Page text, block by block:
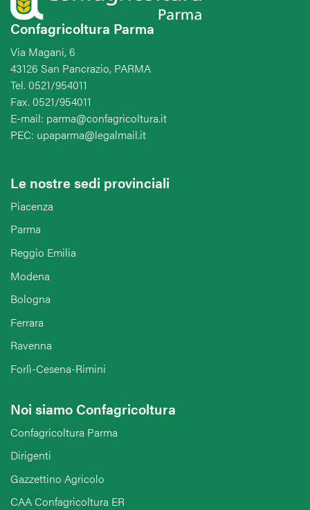
Confagricoltura Parma
Via Magani, 6
43126 San Pancrazio, PARMA
Tel. 0521/954011
Fax. 0521/954011
E-mail: parma@confagricoltura.it
PEC: upaparma@legalmail.it
Le nostre sedi provinciali
Piacenza
Parma
Reggio Emilia
Modena
Bologna
Ferrara
Ravenna
Forlì-Cesena-Rimini
Noi siamo Confagricoltura
Confagricoltura Parma
Dirigenti
Gazzettino Agricolo
CAA Confagricoltura ER